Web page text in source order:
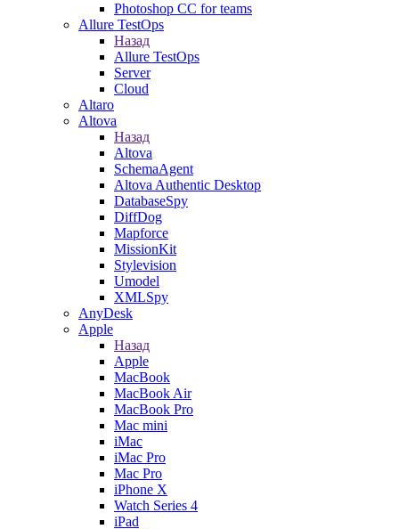
Photoshop CC for teams
Allure TestOps
Назад
Allure TestOps
Server
Cloud
Altaro
Altova
Назад
Altova
SchemaAgent
Altova Authentic Desktop
DatabaseSpy
DiffDog
Mapforce
MissionKit
Stylevision
Umodel
XMLSpy
AnyDesk
Apple
Назад
Apple
MacBook
MacBook Air
MacBook Pro
Mac mini
iMac
iMac Pro
Mac Pro
iPhone X
Watch Series 4
iPad